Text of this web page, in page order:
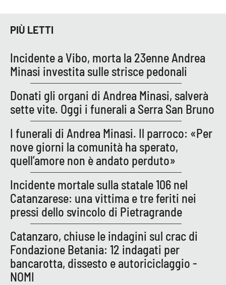
CALABRIAVISIONE
Destinazioni
Eventi
Food
Storie
NETWORK
Lacplay.it
Lactv.it
PIÙ LETTI
Incidente a Vibo, morta la 23enne Andrea
Minasi investita sulle strisce pedonali
Donati gli organi di Andrea Minasi, salverà
sette vite. Oggi i funerali a Serra San Bruno
I funerali di Andrea Minasi. Il parroco: «Per
nove giorni la comunità ha sperato,
quell’amore non è andato perduto»
Incidente mortale sulla statale 106 nel
Catanzarese: una vittima e tre feriti nei
pressi dello svincolo di Pietragrande
Catanzaro, chiuse le indagini sul crac di
Fondazione Betania: 12 indagati per
bancarotta, dissesto e autoriciclaggio -
NOMI